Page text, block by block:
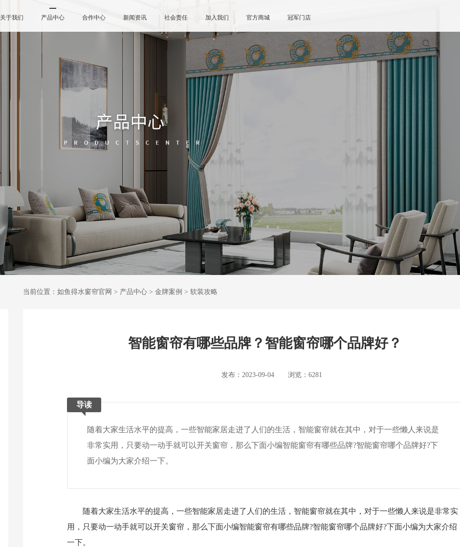
关于我们 产品中心 合作中心 新闻资讯 社会责任 加入我们 官方商城 冠军门店
当前位置： 如鱼得水窗帘官网 > 产品中心 > 金牌案例 > 软装攻略
智能窗帘有哪些品牌？智能窗帘哪个品牌好？
发布：2023-09-04 浏览：6281
导读
随着大家生活水平的提高，一些智能家居走进了人们的生活，智能窗帘就在其中，对于一些懒人来说是
非常实用，只要动一动手就可以开关窗帘，那么下面小编智能窗帘有哪些品牌?智能窗帘哪个品牌好?下
面小编为大家介绍一下。
随着大家生活水平的提高，一些智能家居走进了人们的生活，智能窗帘就在其中，对于一些懒人来说是非常实
用，只要动一动手就可以开关窗帘，那么下面小编智能窗帘有哪些品牌?智能窗帘哪个品牌好?下面小编为大家介绍
一下。